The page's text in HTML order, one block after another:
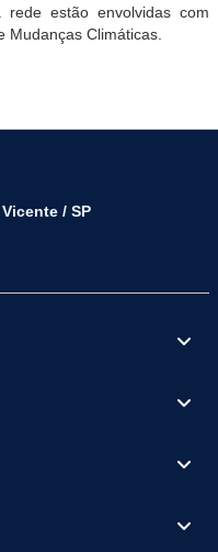
estão envolvidas com
Mudanças Climáticas.
/ SP